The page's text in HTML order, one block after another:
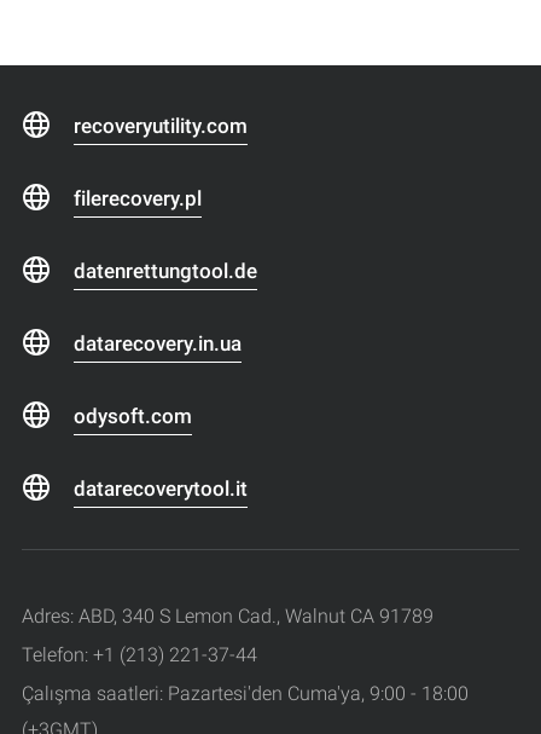
recoveryutility.com
filerecovery.pl
datenrettungtool.de
datarecovery.in.ua
odysoft.com
datarecoverytool.it
Adres: ABD, 340 S Lemon Cad., Walnut CA 91789
Telefon: +1 (213) 221-37-44
Çalışma saatleri: Pazartesi'den Cuma'ya, 9:00 - 18:00